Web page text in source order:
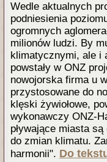
Wedle aktualnych
podniesienia
ogromnych
milionów ludzi. By
klimatycznymi, ale i
powstały w ONZ
nowojorska firma u
przystosowane do
klęski żywiołowe,
wykonawczy ONZ-
pływające miasta
do zmian klimatu.
harmonii". Do